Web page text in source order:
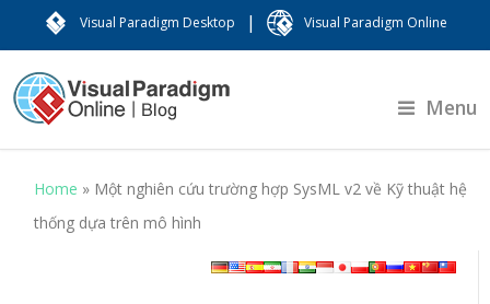
Visual Paradigm Desktop | Visual Paradigm Online
Menu
Home » Một nghiên cứu trường hợp SysML v2 về Kỹ thuật hệ
thống dựa trên mô hình